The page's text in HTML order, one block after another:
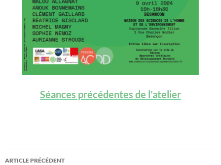
Séances précédentes de l’atelier
Navigation
ARTICLE PRÉCÉDENT